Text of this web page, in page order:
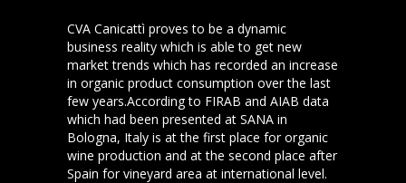
CVA Canicattì proves to be a dynamic
business reality which is able to get new
market trends which has recorded an increase
in organic product consumption over the last
few years.According to FIRAB and AIAB data
which had been presented at SANA in
Bologna, Italy is at the first place for organic
wine production and at the second place after
Spain for vineyard area at international level.